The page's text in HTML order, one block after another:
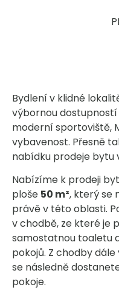
Bydlení v klidné
výbornou dostupností
moderní sportoviště,
vybavenost. Přesně
nabídku prodeje bytu
Nabízíme k prodeji
ploše 50 m², který se
právě v této oblasti.
v chodbě, ze které je
samostatnou toaletu
pokojů. Z chodby
se následně
pokoje.